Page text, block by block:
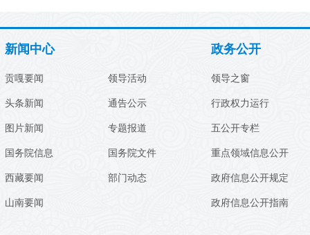
新闻中心
贡嘎要闻
头条新闻
图片新闻
国务院信息
西藏要闻
山南要闻
领导活动
通告公示
专题报道
国务院文件
部门动态
政务公开
领导之窗
行政权力运行
五公开专栏
重点领域信息公开
政府信息公开规定
政府信息公开指南